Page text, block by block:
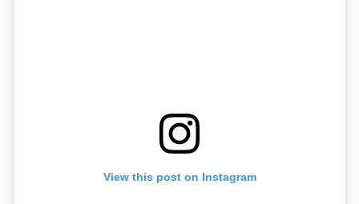
View this post on Instagram